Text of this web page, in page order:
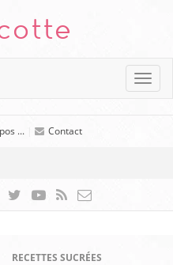
... Contact
RECETTES SUCRÉES